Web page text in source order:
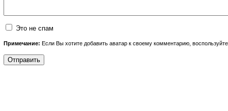
Это не спам
Примечание: Если Вы хотите добавить аватар к своему комментарию,